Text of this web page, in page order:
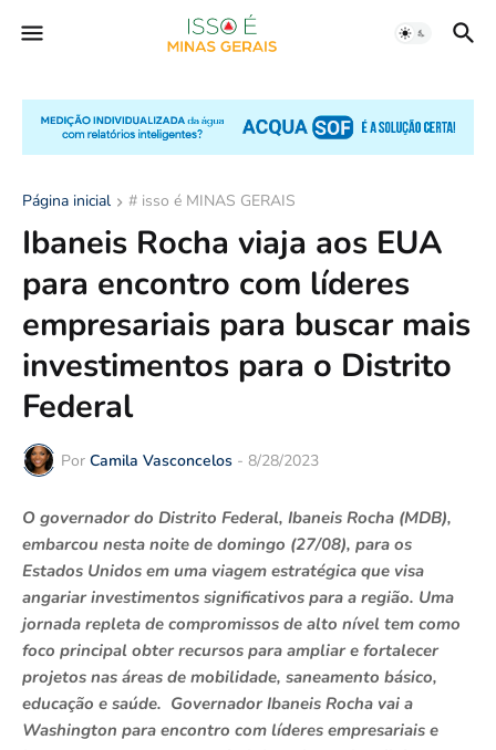
Página inicial # isso é MINAS GERAIS
Ibaneis Rocha viaja aos EUA
para encontro com líderes
empresariais para buscar mais
investimentos para o Distrito
Federal
Por Camila Vasconcelos - 8/28/2023
O governador do Distrito Federal, Ibaneis Rocha (MDB),
embarcou nesta noite de domingo (27/08), para os
Estados Unidos em uma viagem estratégica que visa
angariar investimentos significativos para a região. Uma
jornada repleta de compromissos de alto nível tem como
foco principal obter recursos para ampliar e fortalecer
projetos nas áreas de mobilidade, saneamento básico,
educação e saúde. Governador Ibaneis Rocha vai a
Washington para encontro com líderes empresariais e